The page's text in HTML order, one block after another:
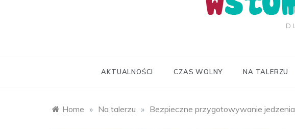
AKTUALNOŚCI CZAS WOLNY NA TALERZU
Home » Na talerzu » Bezpieczne przygotowywanie jedzenia